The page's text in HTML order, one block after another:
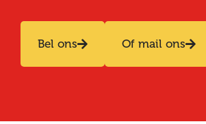
Bel ons Of mail ons